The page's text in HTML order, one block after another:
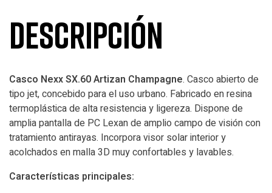
Descripción
Casco Nexx SX.60 Artizan Champagne. Casco abierto de
tipo jet, concebido para el uso urbano. Fabricado en resina
termoplástica de alta resistencia y ligereza. Dispone de
amplia pantalla de PC Lexan de amplio campo de visión con
tratamiento antirayas. Incorpora visor solar interior y
acolchados en malla 3D muy confortables y lavables.
Características principales: